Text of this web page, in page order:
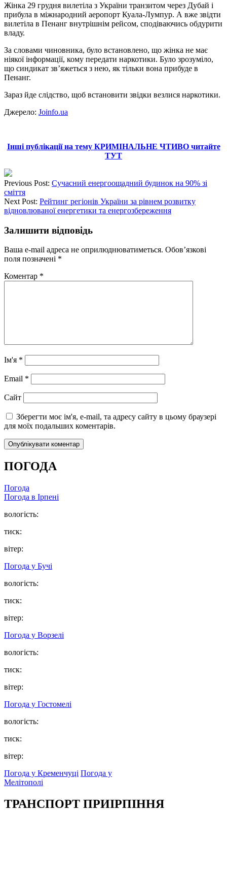
Жінка 29 грудня вилетіла з України транзитом через Дубай і
прибула в міжнародний аеропорт Куала-Лумпур. А вже звідти
вилетіла в Пенанг внутрішнім рейсом, сподіваючись обдурити
владу.
За словами чиновника, було встановлено, що жінка не має
ніякої інформації, кому передати наркотики. Було зрозуміло,
що синдикат зв’яжеться з нею, як тільки вона прибуде в
Пенанг.
Зараз йде слідство, щоб встановити звідки везлися наркотики.
Джерело: Joinfo.ua
Інші публікації на тему КРИМІНАЛЬНЕ ЧТИВО читайте
ТУТ
Previous Post: Сучасний енергоощадний будинок на 90% зі
сміття
Next Post: Рейтинг регіонів України за рівнем розвитку
відновлюваної енергетики та енергозбереження
Залишити відповідь
Ваша e-mail адреса не оприлюднюватиметься. Обов’язкові
поля позначені *
Коментар *
Ім'я *
Email *
Сайт
Зберегти моє ім'я, e-mail, та адресу сайту в цьому браузері
для моїх подальших коментарів.
ПОГОДА
Погода
Погода в Ірпені
вологість:
тиск:
вітер:
Погода у Бучі
вологість:
тиск:
вітер:
Погода у Ворзелі
вологість:
тиск:
вітер:
Погода у Гостомелі
вологість:
тиск:
вітер:
Погода у Кременчуці Погода у
Мелітополі
ТРАНСПОРТ ПРИІРПІННЯ